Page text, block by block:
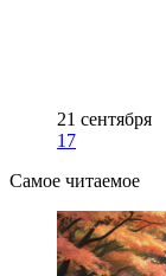
21 сентября
17
Самое читаемое